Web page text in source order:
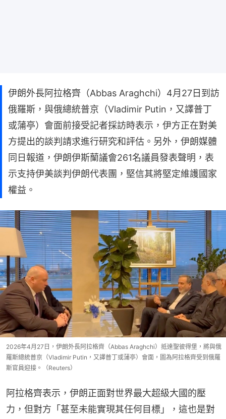
伊朗外長阿拉格齊（Abbas Araghchi）4月27日到訪
俄羅斯，與俄總統普京（Vladimir Putin，又譯普丁
或蒲亭）會面前接受記者採訪時表示，伊方正在對美
方提出的談判請求進行研究和評估。另外，伊朗媒體
同日報道，伊朗伊斯蘭議會261名議員發表聲明，表
示支持伊美談判伊朗代表團，堅信其將堅定維護國家
權益。
2026年4月27日，伊朗外長阿拉格齊（Abbas Araghchi）抵達聖彼得堡，將與俄
羅斯總統普京（Vladimir Putin，又譯普丁或蒲亭）會面，圖為阿拉格齊受到俄羅
斯官員迎接。（Reuters）
阿拉格齊表示，伊朗正面對世界最大超級大國的壓
力，但對方「甚至未能實現其任何目標」，這也是對